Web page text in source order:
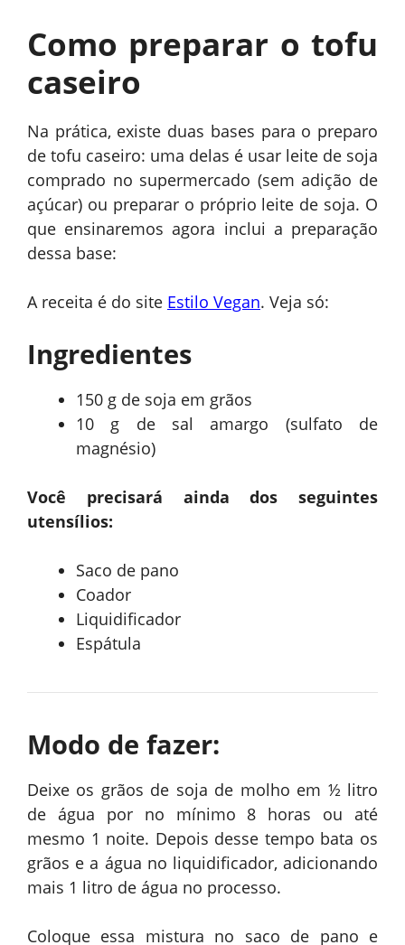
Como preparar o tofu
caseiro
Na prática, existe duas bases para o preparo
de tofu caseiro: uma delas é usar leite de soja
comprado no supermercado (sem adição de
açúcar) ou preparar o próprio leite de soja. O
que ensinaremos agora inclui a preparação
dessa base:
A receita é do site Estilo Vegan. Veja só:
Ingredientes
150 g de soja em grãos
10 g de sal amargo (sulfato de
magnésio)
Você precisará ainda dos seguintes
utensílios:
Saco de pano
Coador
Liquidificador
Espátula
Modo de fazer:
Deixe os grãos de soja de molho em ½ litro
de água por no mínimo 8 horas ou até
mesmo 1 noite. Depois desse tempo bata os
grãos e a água no liquidificador, adicionando
mais 1 litro de água no processo.
Coloque essa mistura no saco de pano e